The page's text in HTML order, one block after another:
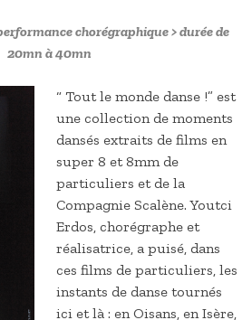
chorégraphique > durée de
20mn à 40mn
“ Tout le monde danse !” est
une collection de moments
dansés extraits de films en
super 8 et 8mm de
particuliers et de la
Compagnie Scalène. Youtci
Erdos, chorégraphe et
réalisatrice, a puisé, dans
ces films de particuliers, les
instants de danse tournés
ici et là : en Oisans, en Isère,